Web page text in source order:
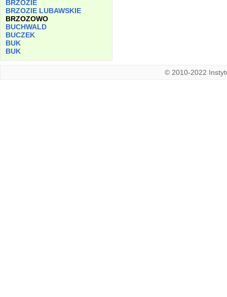
BRZOZIE
BRZOZIE LUBAWSKIE
BRZOZOWO
BUCHWALD
BUCZEK
BUK
BUK
© 2010-2022